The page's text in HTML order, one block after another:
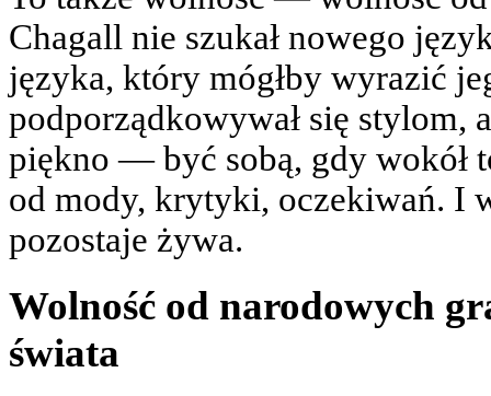
Chagall nie szukał nowego
języka, który mógłby wyrazić
podporządkowywał się stylom,
piękno — być sobą, gdy wokół
od mody, krytyki, oczekiwań. I
pozostaje żywa.
Wolność od narodowych
świata